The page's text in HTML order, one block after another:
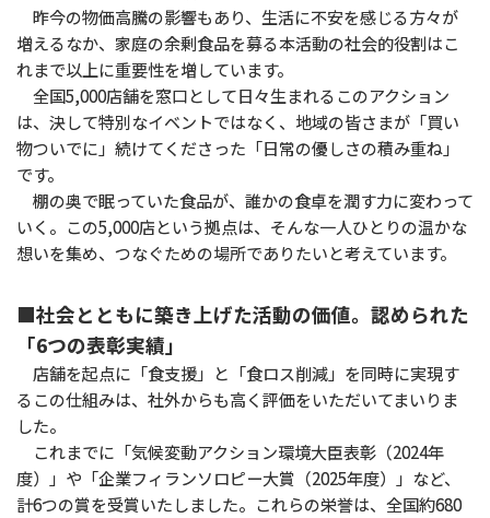
昨今の物価高騰の影響もあり、生活に不安を感じる方々が
増えるなか、家庭の余剰食品を募る本活動の社会的役割はこ
れまで以上に重要性を増しています。
全国5,000店舗を窓口として日々生まれるこのアクション
は、決して特別なイベントではなく、地域の皆さまが「買い
物ついでに」続けてくださった「日常の優しさの積み重ね」
です。
棚の奥で眠っていた食品が、誰かの食卓を潤す力に変わって
いく。この5,000店という拠点は、そんな一人ひとりの温かな
想いを集め、つなぐための場所でありたいと考えています。
■社会とともに築き上げた活動の価値。認められた
「6つの表彰実績」
店舗を起点に「食支援」と「食ロス削減」を同時に実現す
るこの仕組みは、社外からも高く評価をいただいてまいりま
した。
これまでに「気候変動アクション環境大臣表彰（2024年
度）」や「企業フィランソロピー大賞（2025年度）」など、
計6つの賞を受賞いたしました。これらの栄誉は、全国約680